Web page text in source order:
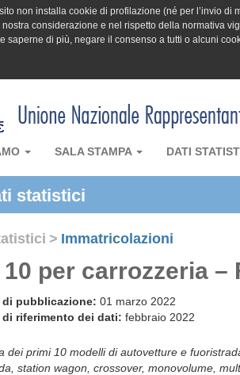
non installa cookie di profilazione (né per l’invio
considerazione e nel rispetto della normativa
saperne di più, negare il consenso a tutti o alcuni
SALA STAMPA DATI
statistici
> Immatricolazioni
10 per carrozzeria –
di pubblicazione: 01 marzo 2022
di riferimento dei dati: febbraio 2022
dei primi 10 modelli di autovetture e
station wagon, crossover, monovolume,